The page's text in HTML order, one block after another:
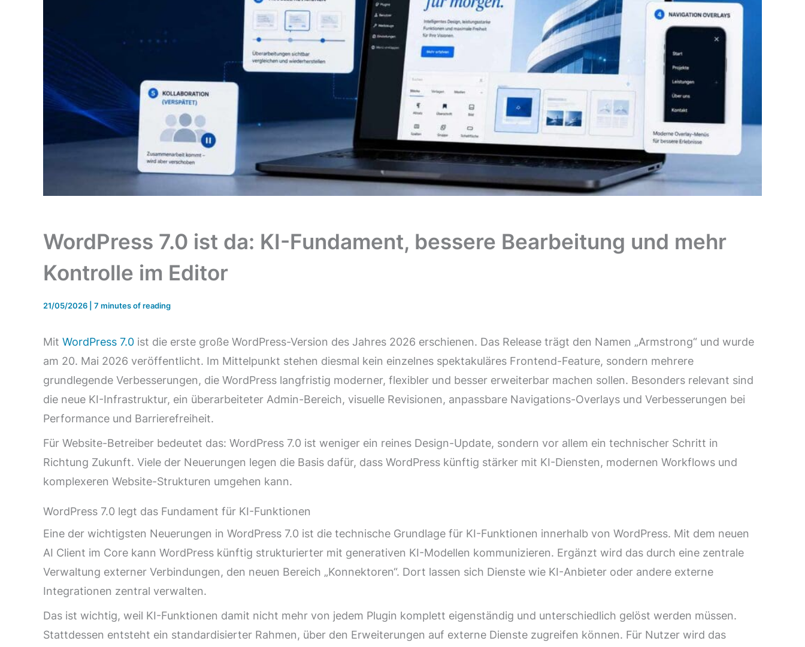
WordPress 7.0 ist da: KI-Fundament, bessere Bearbeitung und mehr
Kontrolle im Editor
21/05/2026 7 minutes of reading
Mit WordPress 7.0 ist die erste große WordPress-Version des Jahres 2026 erschienen. Das Release trägt den Namen „Armstrong“ und wurde
am 20. Mai 2026 veröffentlicht. Im Mittelpunkt stehen diesmal kein einzelnes spektakuläres Frontend-Feature, sondern mehrere
grundlegende Verbesserungen, die WordPress langfristig moderner, flexibler und besser erweiterbar machen sollen. Besonders relevant sind
die neue KI-Infrastruktur, ein überarbeiteter Admin-Bereich, visuelle Revisionen, anpassbare Navigations-Overlays und Verbesserungen bei
Performance und Barrierefreiheit.
Für Website-Betreiber bedeutet das: WordPress 7.0 ist weniger ein reines Design-Update, sondern vor allem ein technischer Schritt in
Richtung Zukunft. Viele der Neuerungen legen die Basis dafür, dass WordPress künftig stärker mit KI-Diensten, modernen Workflows und
komplexeren Website-Strukturen umgehen kann.
WordPress 7.0 legt das Fundament für KI-Funktionen
Eine der wichtigsten Neuerungen in WordPress 7.0 ist die technische Grundlage für KI-Funktionen innerhalb von WordPress. Mit dem neuen
AI Client im Core kann WordPress künftig strukturierter mit generativen KI-Modellen kommunizieren. Ergänzt wird das durch eine zentrale
Verwaltung externer Verbindungen, den neuen Bereich „Konnektoren“. Dort lassen sich Dienste wie KI-Anbieter oder andere externe
Integrationen zentral verwalten.
Das ist wichtig, weil KI-Funktionen damit nicht mehr von jedem Plugin komplett eigenständig und unterschiedlich gelöst werden müssen.
Stattdessen entsteht ein standardisierter Rahmen, über den Erweiterungen auf externe Dienste zugreifen können. Für Nutzer wird das